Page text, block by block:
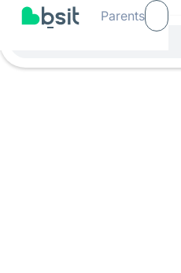
Parents